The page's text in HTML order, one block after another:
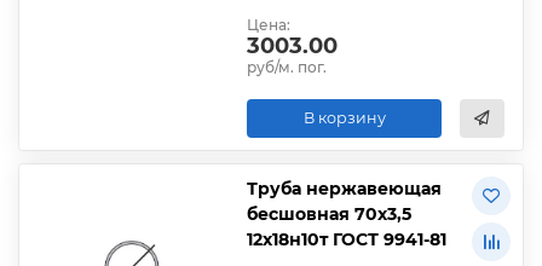
Цена:
3003.00
руб/м. пог.
В корзину
Труба нержавеющая
бесшовная 70х3,5
12х18н10т ГОСТ 9941-81